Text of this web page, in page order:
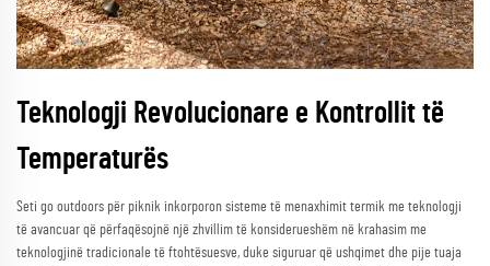
Teknologji Revolucionare e Kontrollit të
Temperaturës
Seti go outdoors për piknik inkorporon sisteme të menaxhimit termik me teknologji
të avancuar që përfaqësojnë një zhvillim të konsiderueshëm në krahasim me
teknologjinë tradicionale të ftohtësuesve, duke siguruar që ushqimet dhe pije tuaja